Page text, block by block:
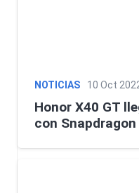
NOTICIAS 10 Oct
Honor X40 GT
con Snapdragon